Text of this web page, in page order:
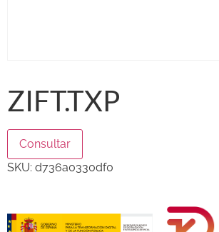
ZIFT.TXP
Consultar
SKU: d736a0330df0